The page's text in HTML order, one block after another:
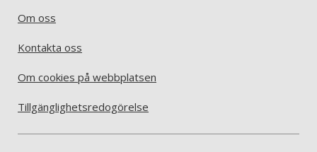
Om oss
Kontakta oss
Om cookies på webbplatsen
Tillgänglighetsredogörelse